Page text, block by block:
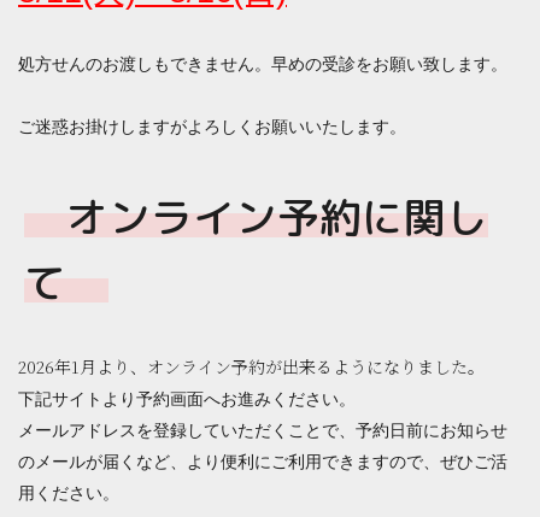
処方せんのお渡しもできません。早めの受診をお願い致します。
ご迷惑お掛けしますがよろしくお願いいたします。
オンライン予約に関し
て
2026年1月より、オンライン予約が出来るようになりました。
下記サイトより予約画面へお進みください。
メールアドレスを登録していただくことで、予約日前にお知らせ
のメールが届くなど、より便利にご利用できますので、ぜひご活
用ください。